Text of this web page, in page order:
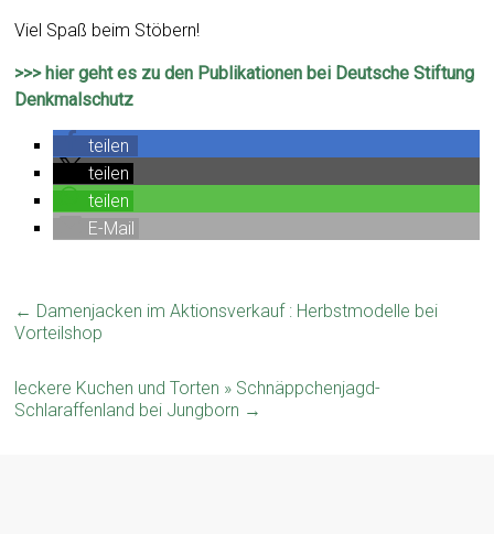
Viel Spaß beim Stöbern!
>>> hier geht es zu den Publikationen bei Deutsche Stiftung
Denkmalschutz
teilen
teilen
teilen
E-Mail
← Damenjacken im Aktionsverkauf : Herbstmodelle bei
Vorteilshop
leckere Kuchen und Torten » Schnäppchenjagd-
Schlaraffenland bei Jungborn →